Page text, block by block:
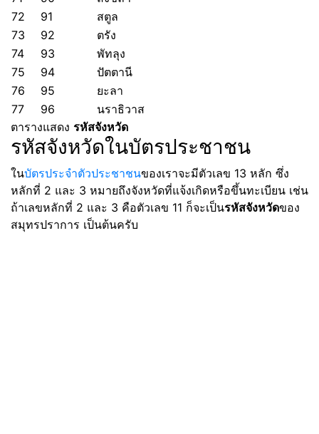
72
91
สตูล
73
92
ตรัง
74
93
พัทลุง
75
94
ปัตตานี
76
95
ยะลา
77
96
นราธิวาส
ตารางแสดง รหัสจังหวัด
รหัสจังหวัดในบัตรประชาชน
ในบัตรประจำตัวประชาชนของเราจะมีตัวเลข 13 หลัก ซึ่ง
หลักที่ 2 และ 3 หมายถึงจังหวัดที่แจ้งเกิดหรือขึ้นทะเบียน เช่น
ถ้าเลขหลักที่ 2 และ 3 คือตัวเลข 11 ก็จะเป็นรหัสจังหวัดของ
สมุทรปราการ เป็นต้นครับ